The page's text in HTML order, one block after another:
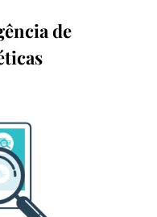
de